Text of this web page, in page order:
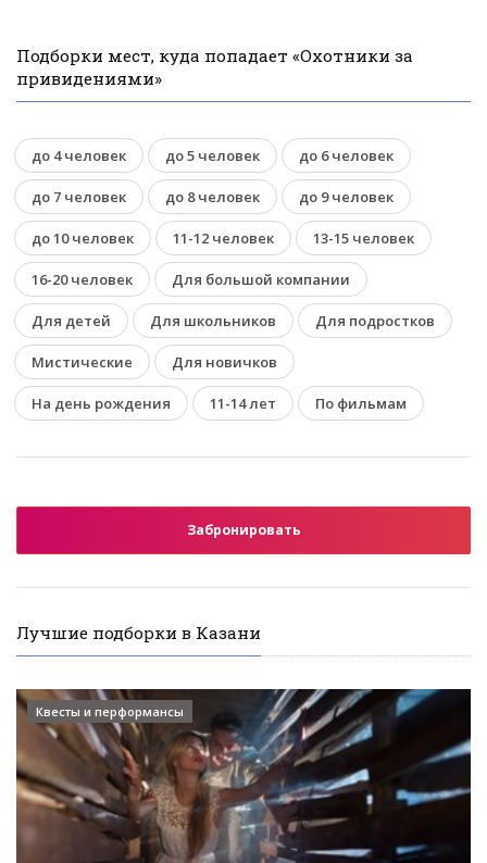
Подборки мест, куда попадает «Охотники за
привидениями»
до 4 человек до 5 человек до 6 человек
до 7 человек до 8 человек до 9 человек
до 10 человек 11-12 человек 13-15 человек
16-20 человек Для большой компании
Для детей Для школьников Для подростков
Мистические Для новичков
На день рождения 11-14 лет По фильмам
Забронировать
Лучшие подборки в Казани
Квесты и перформансы